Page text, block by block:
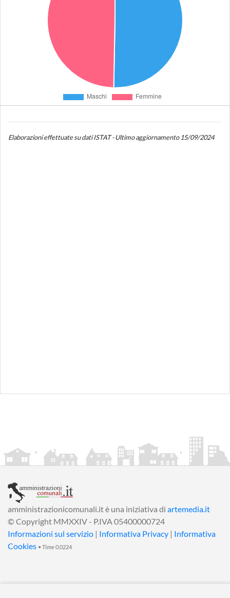
Elaborazioni effettuate su dati ISTAT - Ultimo aggiornamento 15/09/2024
amministrazionicomunali.it è una iniziativa di artemedia.it
© Copyright MMXXIV - P.IVA 05400000724
Informazioni sul servizio | Informativa Privacy | Informativa
Cookies • Time 0.0224